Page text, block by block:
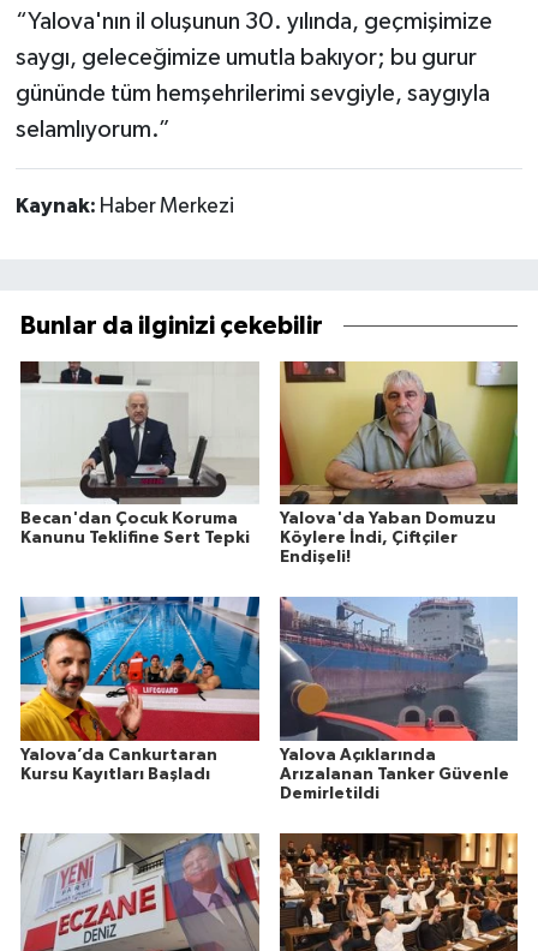
“Yalova'nın il oluşunun 30. yılında, geçmişimize
saygı, geleceğimize umutla bakıyor; bu gurur
gününde tüm hemşehrilerimi sevgiyle, saygıyla
selamlıyorum.”
Kaynak: Haber Merkezi
Bunlar da ilginizi çekebilir
Becan'dan Çocuk Koruma
Kanunu Teklifine Sert Tepki
Yalova'da Yaban Domuzu
Köylere İndi, Çiftçiler
Endişeli!
Yalova’da Cankurtaran
Kursu Kayıtları Başladı
Yalova Açıklarında
Arızalanan Tanker Güvenle
Demirletildi